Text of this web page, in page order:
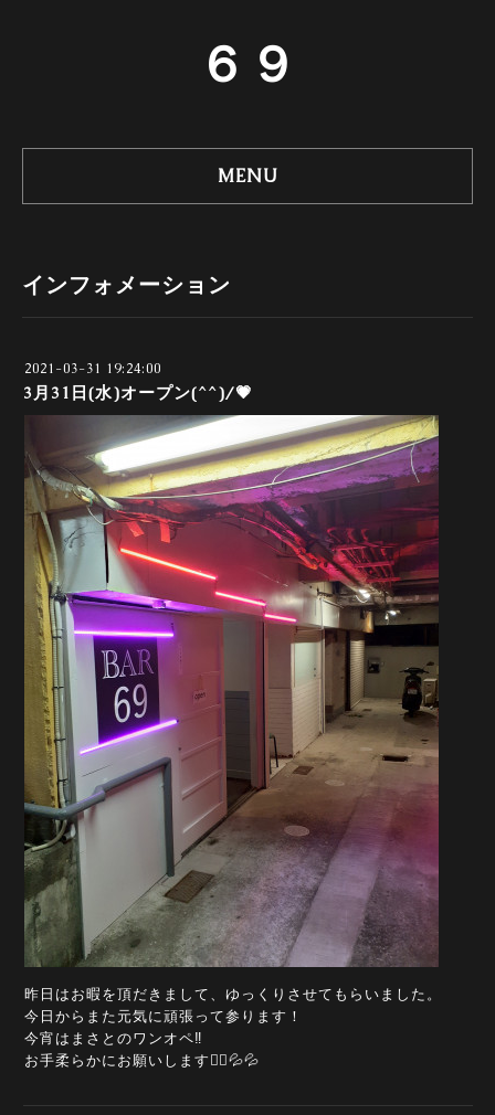
６９
MENU
インフォメーション
2021-03-31 19:24:00
3月31日(水)オープン(^^)/💗
昨日はお暇を頂だきまして、ゆっくりさせてもらいました。
今日からまた元気に頑張って参ります！
今宵はまさとのワンオペ‼️
お手柔らかにお願いします🙇‍♀️💦💦